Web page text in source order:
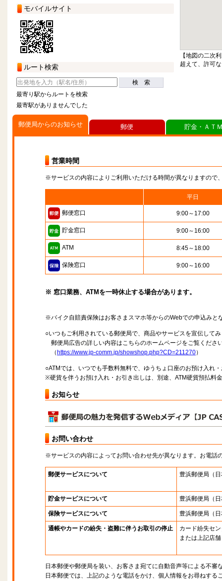
モバイルサイト
ルート検索
検 索
最寄り駅からルートを検索
最寄駅がありませんでした
【地図の二次
超えて、許可
郵便局からのお知らせ
営業時間
※サービスの内容によりご利用いただける時間が異なりますので
平日
郵便窓口 9:00～17:00
貯金窓口 9:00～16:00
ATM 8:45～18:00
保険窓口 9:00～16:00
※ 窓口業務、ATMを一時休止する場合があります。
※バイク自賠責保険はお客さまスマホ等からのWebでの申込みと
○いつもご利用されている郵便局で、商品やサービスを宣伝して
郵便局広告の詳しい内容はこちらのホームページをご覧くださ
（ https://www.jp-comm.jp/showshop.php?CD=211270）
○ATMでは、いつでも手数料無料で、ゆうちょ口座のお預け入れ
※硬貨を伴うお預け入れ・お引き出しは、別途、ATM硬貨預払料
お知らせ
お問い合わせ
※サービスの内容によってお問い合わせ先が異なります。お電話
郵便サービスについて 豊浜郵便局 （
貯金サービスについて 豊浜郵便局 （
保険サービスについて 豊浜郵便局 （
通帳やカードの紛失・盗難に伴うお取引の停止
カード紛失セ
または上記店舗
日本郵便や郵便局を装い、お客さま宛てに自動音声等による不審
日本郵便では、上記のような電話をかけ、個人情報をお尋ねする
郵便 貯金・ＡＴ